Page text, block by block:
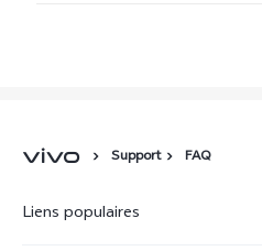
Support FAQ
Liens populaires